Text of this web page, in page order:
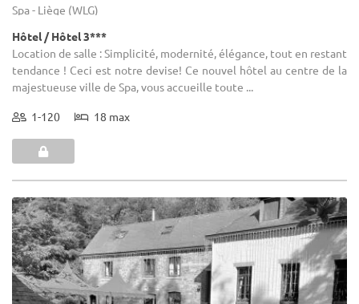
Spa - Liège (WLG)
Hôtel / Hôtel 3***
Location de salle : Simplicité, modernité, élégance, tout en restant
tendance ! Ceci est notre devise! Ce nouvel hôtel au centre de la
majestueuse ville de Spa, vous accueille toute ...
1-120 18 max